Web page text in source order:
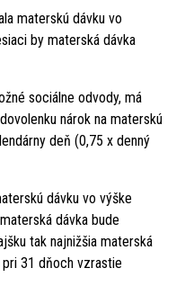
materskú dávku vo
by materská dávka
sociálne odvody, má
nárok na materskú
deň (0,75 x denný
dávku vo výške
dávka bude
tak najnižšia materská
31 dňoch vzrastie